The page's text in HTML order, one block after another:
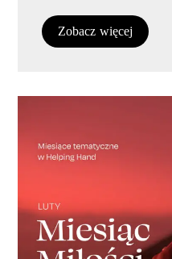
Zobacz więcej